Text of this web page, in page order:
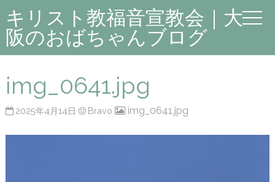
キリスト教福音宣教会｜大
阪のおばちゃんブログ
img_0641.jpg
2025年4月14日 Bravo img_0641.jpg